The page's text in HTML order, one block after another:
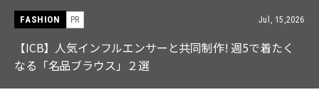
FASHION PR Jul, 15,2026
【ICB】人気インフルエンサーと共同制作! 週5で着たく
なる「名品ブラウス」２選